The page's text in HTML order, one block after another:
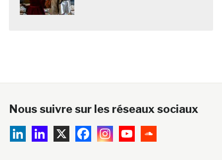
Nous suivre sur les réseaux sociaux